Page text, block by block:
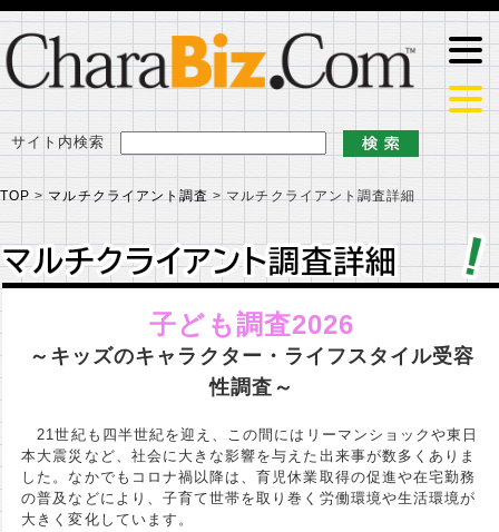
サイト内検索
TOP > マルチクライアント調査 > マルチクライアント調査詳細
マルチクライアント調査詳細
マルチクライアント調査詳細
子ども調査2026
～キッズのキャラクター・ライフスタイル受容
性調査～
21世紀も四半世紀を迎え、この間にはリーマンショックや東日
本大震災など、社会に大きな影響を与えた出来事が数多くありま
した。なかでもコロナ禍以降は、育児休業取得の促進や在宅勤務
の普及などにより、子育て世帯を取り巻く労働環境や生活環境が
大きく変化しています。